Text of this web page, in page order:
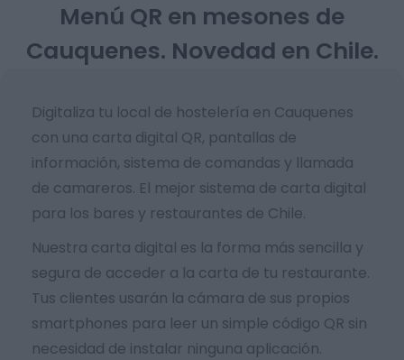
Menú QR en mesones de
Cauquenes. Novedad en Chile.
Digitaliza tu local de hostelería en Cauquenes
con una carta digital QR, pantallas de
información, sistema de comandas y llamada
de camareros. El mejor sistema de carta digital
para los bares y restaurantes de Chile.
Nuestra carta digital es la forma más sencilla y
segura de acceder a la carta de tu restaurante.
Tus clientes usarán la cámara de sus propios
smartphones para leer un simple código QR sin
necesidad de instalar ninguna aplicación.